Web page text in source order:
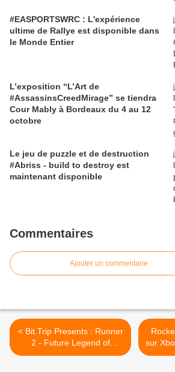
#EASPORTSWRC : L'expérience
ultime de Rallye est disponible dans
le Monde Entier
L’exposition “L’Art de
#AssassinsCreedMirage” se tiendra
Cour Mably à Bordeaux du 4 au 12
octobre
Le jeu de puzzle et de destruction
#Abriss - build to destroy est
maintenant disponible
Commentaires
Ajouter un commentaire
< Bit.Trip Presents : Runner
2 - Future Legend of
Rhythm Alien débarque sur